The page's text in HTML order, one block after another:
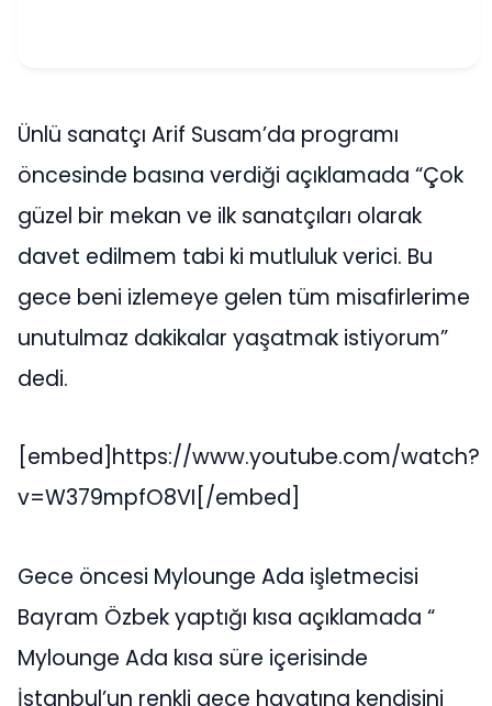
Ünlü sanatçı Arif Susam’da programı
öncesinde basına verdiği açıklamada “Çok
güzel bir mekan ve ilk sanatçıları olarak
davet edilmem tabi ki mutluluk verici. Bu
gece beni izlemeye gelen tüm misafirlerime
unutulmaz dakikalar yaşatmak istiyorum”
dedi.
[embed]https://www.youtube.com/watch?
v=W379mpfO8VI[/embed]
Gece öncesi Mylounge Ada işletmecisi
Bayram Özbek yaptığı kısa açıklamada “
Mylounge Ada kısa süre içerisinde
İstanbul’un renkli gece hayatına kendisini